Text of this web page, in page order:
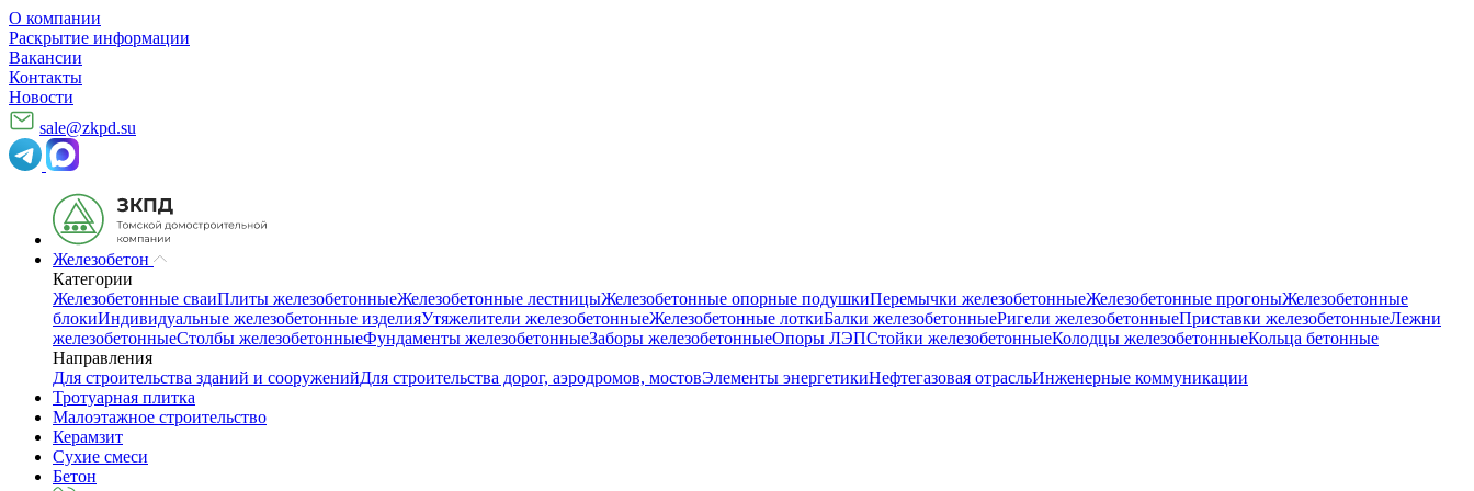
О компании
Раскрытие информации
Вакансии
Контакты
Новости
sale@zkpd.su
Железобетон
Категории
Железобетонные сваиПлиты железобетонныеЖелезобетонные лестницыЖелезобетонные опорные подушкиПеремычки железобетонныеЖелезобетонные прогоныЖелезобетонные
блокиИндивидуальные железобетонные изделияУтяжелители железобетонныеЖелезобетонные лоткиБалки железобетонныеРигели железобетонныеПриставки железобетонныеЛежни
железобетонныеСтолбы железобетонныеФундаменты железобетонныеЗаборы железобетонныеОпоры ЛЭПСтойки железобетонныеКолодцы железобетонныеКольца бетонные
Направления
Для строительства зданий и сооруженийДля строительства дорог, аэродромов, мостовЭлементы энергетикиНефтегазовая отрасльИнженерные коммуникации
Тротуарная плитка
Малоэтажное строительство
Керамзит
Сухие смеси
Бетон